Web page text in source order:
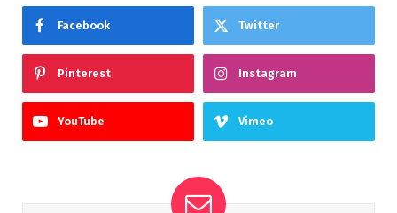
Facebook Twitter
Pinterest Instagram
YouTube Vimeo